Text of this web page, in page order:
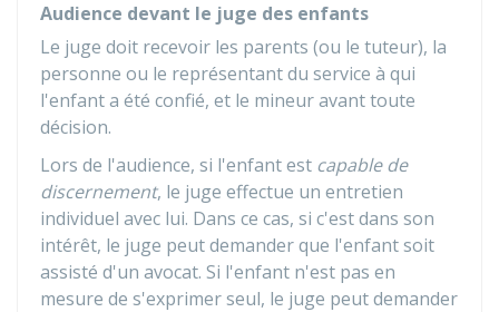
Audience devant le juge des enfants
Le juge doit recevoir les parents (ou le tuteur), la
personne ou le représentant du service à qui
l'enfant a été confié, et le mineur avant toute
décision.
Lors de l'audience, si l'enfant est capable de
discernement, le juge effectue un entretien
individuel avec lui. Dans ce cas, si c'est dans son
intérêt, le juge peut demander que l'enfant soit
assisté d'un avocat. Si l'enfant n'est pas en
mesure de s'exprimer seul, le juge peut demander